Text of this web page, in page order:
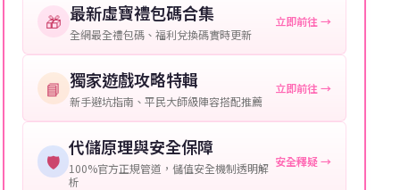
提供這些信息能幫助我們更快地處理您的代儲需求，確
保您盡享遊戲樂趣！
🎁 最新虛寶禮包碼合集
全網最全禮包碼、福利兌換碼實時更新
立即前往 →
📘 獨家遊戲攻略特輯
新手避坑指南、平民大師級陣容搭配推薦
立即前往 →
🛡️
代儲原理與安全保障
100%官方正規管道，儲值安全機制透明解
析
安全釋疑 →